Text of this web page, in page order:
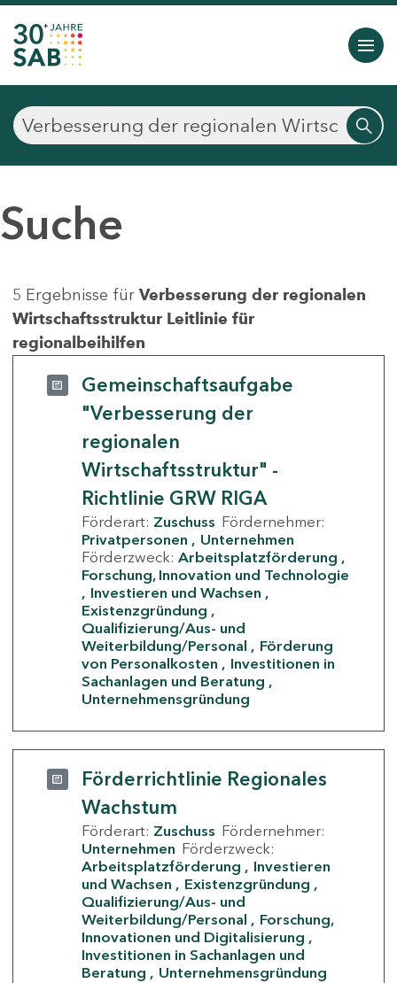
Suche
5 Ergebnisse für Verbesserung der regionalen
Wirtschaftsstruktur Leitlinie für
regionalbeihilfen
Gemeinschaftsaufgabe
"Verbesserung der
regionalen
Wirtschaftsstruktur" -
Richtlinie GRW RIGA
Förderart: Zuschuss Fördernehmer:
Privatpersonen
Unternehmen
Förderzweck: Arbeitsplatzförderung
Forschung, Innovation und Technologie
Investieren und Wachsen
Existenzgründung
Qualifizierung/Aus- und
Weiterbildung/Personal
Förderung
von Personalkosten
Investitionen in
Sachanlagen und Beratung
Unternehmensgründung
Förderrichtlinie Regionales
Wachstum
Förderart: Zuschuss Fördernehmer:
Unternehmen Förderzweck:
Arbeitsplatzförderung
Investieren
und Wachsen
Existenzgründung
Qualifizierung/Aus- und
Weiterbildung/Personal
Forschung,
Innovationen und Digitalisierung
Investitionen in Sachanlagen und
Beratung
Unternehmensgründung